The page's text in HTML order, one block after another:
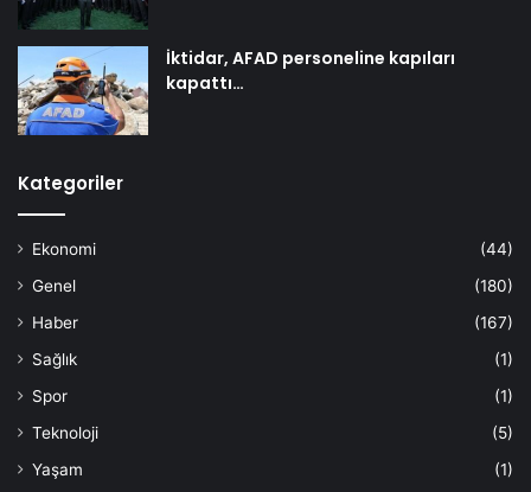
İktidar, AFAD personeline kapıları
kapattı…
Kategoriler
Ekonomi
(44)
Genel
(180)
Haber
(167)
Sağlık
(1)
Spor
(1)
Teknoloji
(5)
Yaşam
(1)